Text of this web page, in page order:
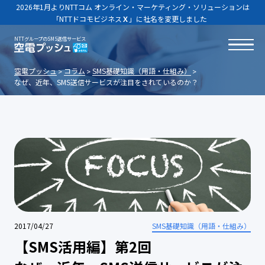
2026年1月よりNTTコム オンライン・マーケティング・ソリューションは
「NTTドコモビジネス Ｘ 」に社名を変更しました
NTTグループのSMS送信サービス
空電プッシュ コラム
SMS基礎知識（用語・仕組み）
なぜ、近年、SMS送信サービスが注目をされているのか？
2017/04/27 SMS基礎知識（用語・仕組み）
【SMS活用編】第2回